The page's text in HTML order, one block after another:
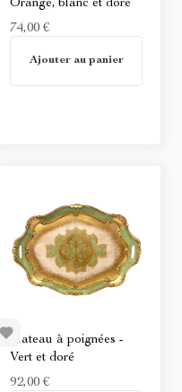
Orangé, blanc et doré
74,00 €
Ajouter au panier
Plateau à poignées -
Vert et doré
92,00 €